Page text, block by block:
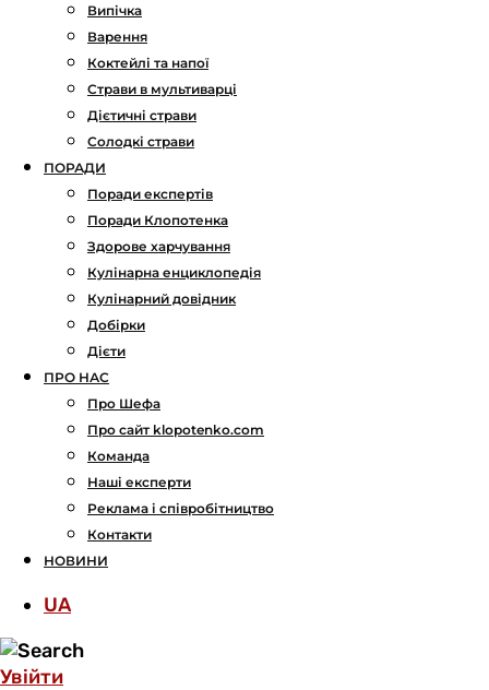
Випічка
Варення
Коктейлі та напої
Страви в мультиварці
Дієтичні страви
Солодкі страви
ПОРАДИ
Поради експертів
Поради Клопотенка
Здорове харчування
Кулінарна енциклопедія
Кулінарний довідник
Добірки
Дієти
ПРО НАС
Про Шефа
Про сайт klopotenko.com
Команда
Наші експерти
Реклама і співробітництво
Контакти
НОВИНИ
UA
Увійти